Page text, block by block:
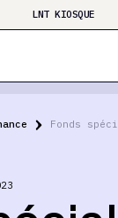
LNT KIOSQUE
Fonds